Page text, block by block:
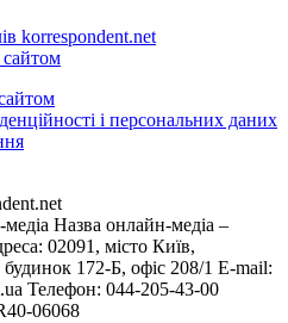
korrespondent.net
і персональних даних
Назва онлайн-медіа –
02091, місто Київ,
172-Б, офіс 208/1 E-mail:
Телефон: 044-205-43-00
06068